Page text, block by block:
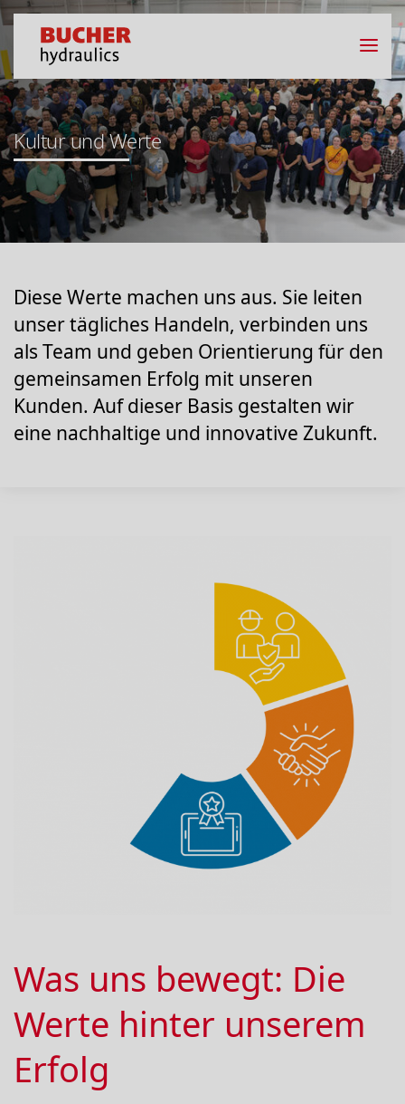
Kultur und Werte
Diese Werte machen uns aus. Sie leiten
unser tägliches Handeln, verbinden uns
als Team und geben Orientierung für den
gemeinsamen Erfolg mit unseren
Kunden. Auf dieser Basis gestalten wir
eine nachhaltige und innovative Zukunft.
Was uns bewegt: Die
Werte hinter unserem
Erfolg